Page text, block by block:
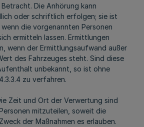
Die Anhörung kann
oder schriftlich erfolgen; sie ist
die vorgenannten Personen
ermitteln lassen. Ermittlungen
wenn der Ermittlungsaufwand außer
des Fahrzeuges steht. Sind diese
unbekannt, so ist ohne
zu verfahren.
Zeit und Ort der Verwertung sind
mitzuteilen, soweit die
der Maßnahmen es erlauben.